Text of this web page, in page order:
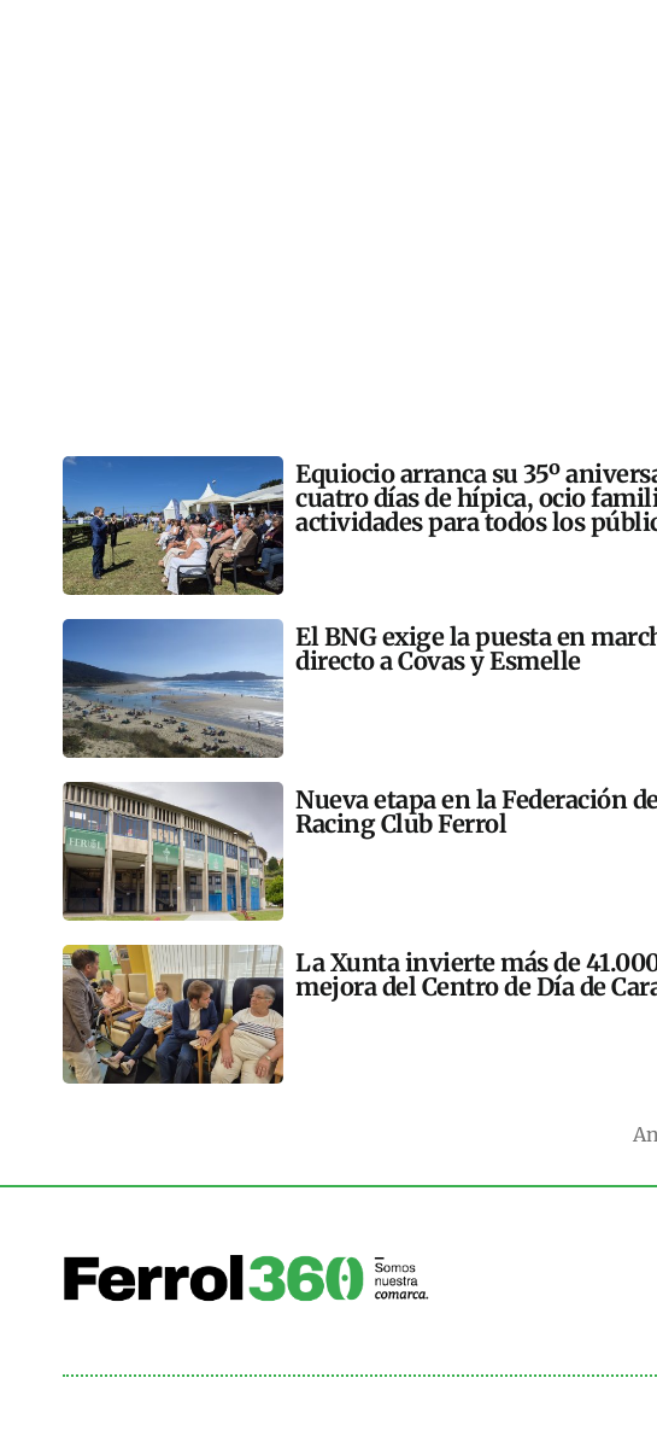
Equiocio arranca su 35º
cuatro días de hípica, ocio
actividades para todos los
El BNG exige la puesta en
directo a Covas y Esmelle
Nueva etapa en la Federación
Racing Club Ferrol
La Xunta invierte más de
mejora del Centro de Día de